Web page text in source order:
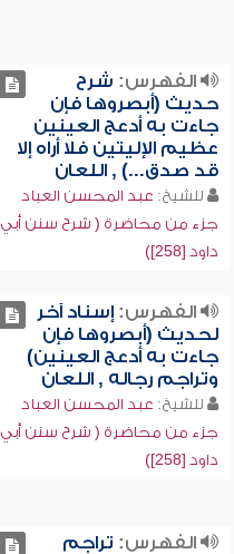
الفهرس: شرح
حديث (أبصروها فإن
جاءت به أدعج العينين
عظيم الإليتين فلا أراه إلا
قد صدق...) , اللعان
للشيخ: عبد المحسن العباد
جزء من محاضرة ( شرح سنن أبي
داود [258])
الفهرس:إسناد آخر
لحديث (أبصروها فإن
جاءت به أدعج العينين)
وتراجم رجاله , اللعان
للشيخ: عبد المحسن العباد
جزء من محاضرة ( شرح سنن أبي
داود [258])
الفهرس: تراجم